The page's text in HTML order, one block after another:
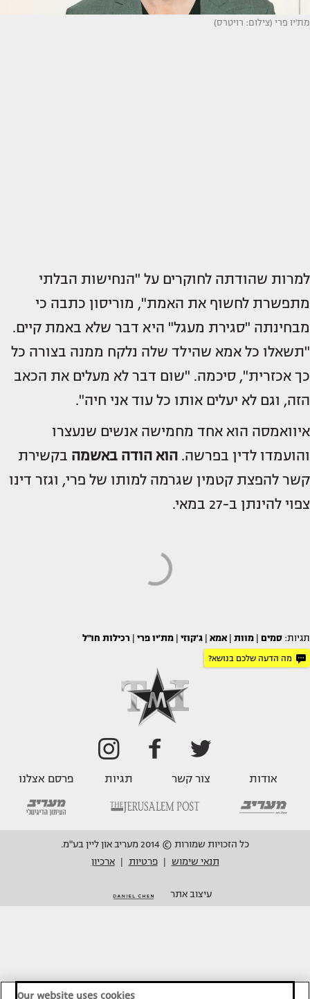
מת'יו פרי (צילום: רויטרס)
למרות שהודתה לחוקרים על "הנחישות הבלתי
מתפשרת לחשוף את האמת", מוריסון כתבה כי
מבחינתה "סגירת מעגל" היא דבר שלא באמת קיים.
"תשאלו כל אמא שהילד שלה נלקח ממנה בצורה כל
כך אכזרית", סיכמה. "שום דבר לא מעלים את הכאב
הזה, וגם לא יעלים אותו כל עוד אני חיה".
איוואמסה הוא אחד מחמישה אנשים שנעצרו
והועמדו לדין בפרשה. הוא הודה באשמה בקשירת
קשר להפצת קטמין שגרמה למותו של פרי, וגזר דינו
צפוי להינתן ב-27 במאי.
תגיות: סמים מוות אמא ג'קוזי מת'יו פרי רכילות חו"ל
מה הדעה שלכם בנושא?
אודות צור קשר תגיות פרסם אצלנו
כל הזכויות שמורות © 2014 מעריב און ליין בע"מ.
תנאי שימוש
פרטיות ארכיון
עיצוב אתר
Our website uses cookies